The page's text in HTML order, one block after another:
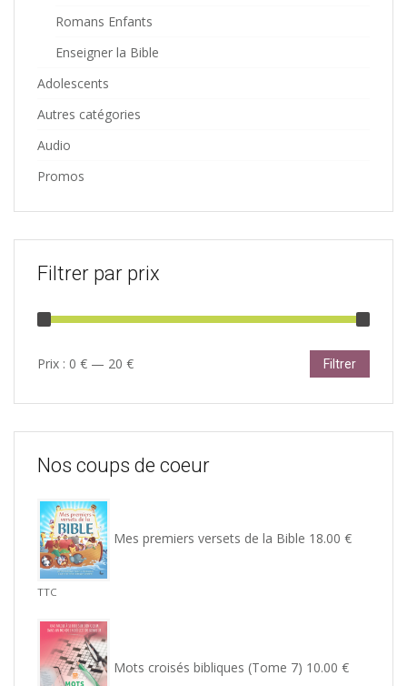
Romans Enfants
Enseigner la Bible
Adolescents
Autres catégories
Audio
Promos
Filtrer par prix
Prix
Prix
Filtrer
Prix : 0 € — 20 €
Nos coups de coeur
Mes premiers versets de la Bible 18.00 €
TTC
Mots croisés bibliques (Tome 7) 10.00 €